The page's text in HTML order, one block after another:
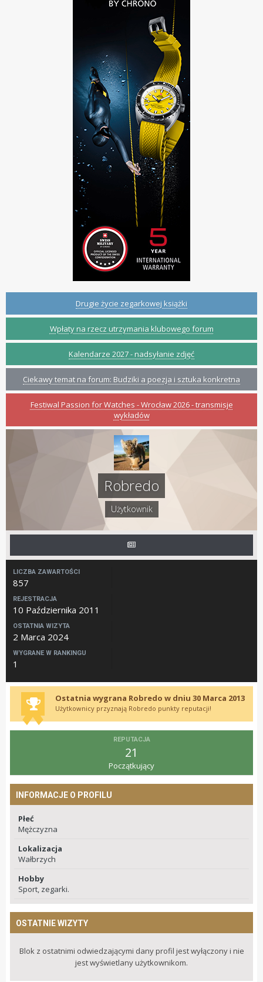
Drugie życie zegarkowej książki
Wpłaty na rzecz utrzymania klubowego forum
Kalendarze 2027 - nadsyłanie zdjęć
Ciekawy temat na forum: Budziki a poezja i sztuka konkretna
Festiwal Passion for Watches - Wrocław 2026 - transmisje
wykładów
Robredo
Użytkownik
LICZBA ZAWARTOŚCI
857
REJESTRACJA
10 Października 2011
OSTATNIA WIZYTA
2 Marca 2024
WYGRANE W RANKINGU
1
Ostatnia wygrana Robredo w dniu 30 Marca 2013
Użytkownicy przyznają Robredo punkty reputacji!
REPUTACJA
21
Początkujący
INFORMACJE O PROFILU
Płeć
Mężczyzna
Lokalizacja
Wałbrzych
Hobby
Sport, zegarki.
OSTATNIE WIZYTY
Blok z ostatnimi odwiedzającymi dany profil jest wyłączony i nie
jest wyświetlany użytkownikom.